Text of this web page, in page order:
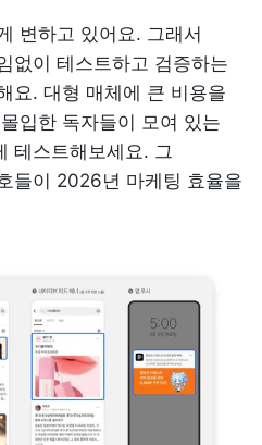
변하고 있어요. 그래서
없이 테스트하고 검증하는
요. 대형 매체에 큰 비용을
테스트해보세요. 그
들이 2026년 마케팅 효율을